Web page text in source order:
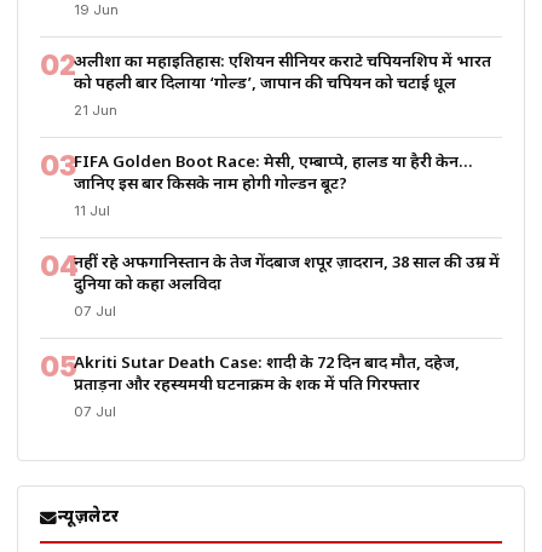
19 Jun
02अलीशा का महाइतिहास: एशियन सीनियर कराटे चैंपियनशिप में भारत
को पहली बार दिलाया ‘गोल्ड’, जापान की चैंपियन को चटाई धूल
21 Jun
03FIFA Golden Boot Race: मेसी, एम्बाप्पे, हालैंड या हैरी केन…
जानिए इस बार किसके नाम होगी गोल्डन बूट?
11 Jul
04नहीं रहे अफगानिस्तान के तेज गेंदबाज शपूर ज़ादरान, 38 साल की उम्र में
दुनिया को कहा अलविदा
07 Jul
05Akriti Sutar Death Case: शादी के 72 दिन बाद मौत, दहेज,
प्रताड़ना और रहस्यमयी घटनाक्रम के शक में पति गिरफ्तार
07 Jul
न्यूज़लेटर